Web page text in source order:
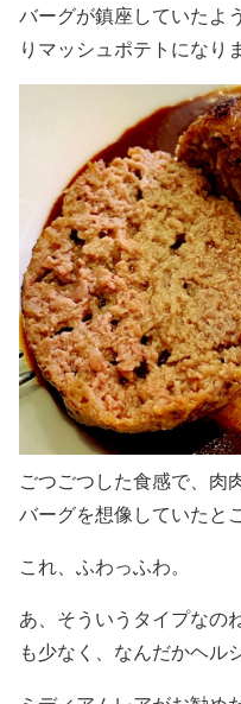
バーグが鎮座していたよ
りマッシュポテトになり
ごつごつした食感で、肉
バーグを想像していたと
これ、 ふわっふわ。
あ、そういうタイプなの
も少なく、なんだかヘル